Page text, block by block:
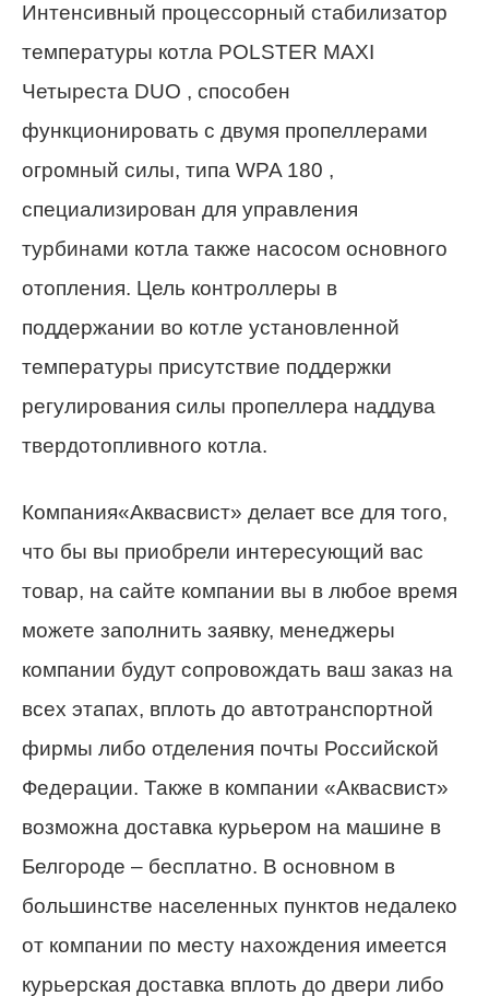
Интенсивный процессорный стабилизатор
температуры котла POLSTER MAXI
Четыреста DUO , способен
функционировать с двумя пропеллерами
огромный силы, типа WPA 180 ,
специализирован для управления
турбинами котла также насосом основного
отопления. Цель контроллеры в
поддержании во котле установленной
температуры присутствие поддержки
регулирования силы пропеллера наддува
твердотопливного котла.
Компания«Аквасвист» делает все для того,
что бы вы приобрели интересующий вас
товар, на сайте компании вы в любое время
можете заполнить заявку, менеджеры
компании будут сопровождать ваш заказ на
всех этапах, вплоть до автотранспортной
фирмы либо отделения почты Российской
Федерации. Также в компании «Аквасвист»
возможна доставка курьером на машине в
Белгороде – бесплатно. В основном в
большинстве населенных пунктов недалеко
от компании по месту нахождения имеется
курьерская доставка вплоть до двери либо